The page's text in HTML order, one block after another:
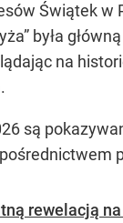
Świątek w
była
na
są
rewelacją